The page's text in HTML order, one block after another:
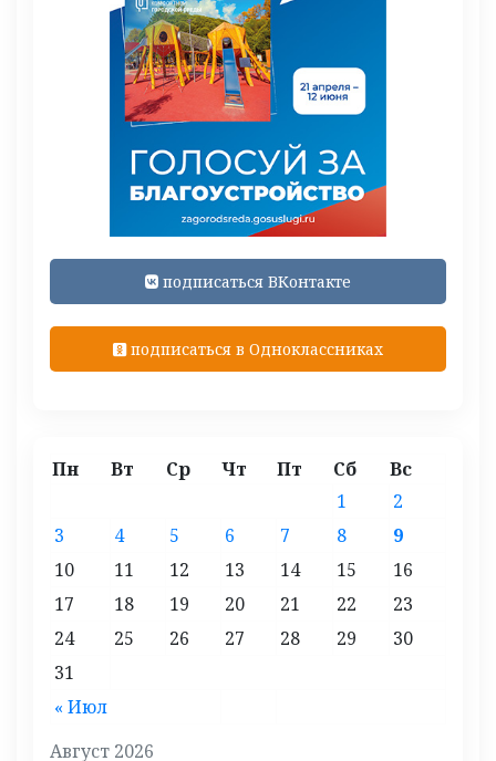
подписаться ВКонтакте
подписаться в Одноклассниках
Август 2026
Пн Вт Ср Чт Пт Сб Вс
« Июл
1
2
3
4 5 6 7 8
9
10
11 12 13 14 15
16
17
18 19 20 21 22
23
24
25 26 27 28 29
30
31